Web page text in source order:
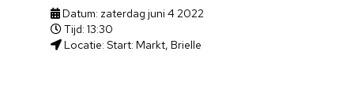
Datum: zaterdag juni 4 2022
Tijd: 13:30
Locatie: Start: Markt, Brielle